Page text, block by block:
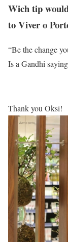
Wich tip
to Viver o
“Be the change
Is a Gandhi
Thank you Oksi!